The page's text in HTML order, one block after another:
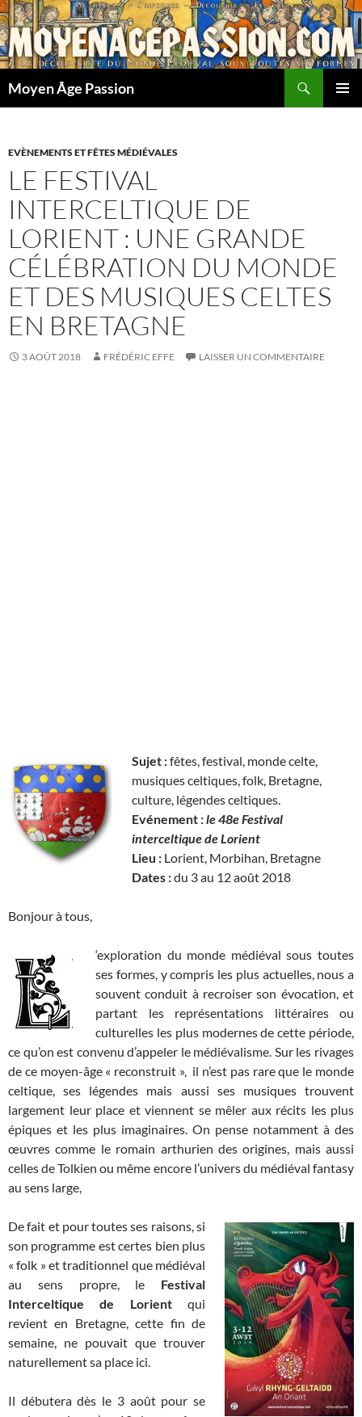
Aller
au
contenu
Moyen Âge Passion
EVÈNEMENTS ET FÊTES MÉDIÉVALES
LE FESTIVAL
INTERCELTIQUE DE
LORIENT : UNE GRANDE
CÉLÉBRATION DU MONDE
ET DES MUSIQUES CELTES
EN BRETAGNE
3 AOÛT 2018 FRÉDÉRIC EFFE LAISSER UN COMMENTAIRE
Sujet :fêtes, festival, monde celte,
musiques celtiques, folk, Bretagne,
culture, légendes celtiques.
Evénement :le 48e Festival
interceltique de Lorient
Lieu : Lorient, Morbihan, Bretagne
Dates :du 3 au 12 août 2018
Bonjour à tous,
‘exploration du monde médiéval sous toutes
ses formes, y compris les plus actuelles, nous a
souvent conduit à recroiser son évocation, et
partant les représentations littéraires ou
culturelles les plus modernes de cette période,
ce qu’on est convenu d’appeler le médiévalisme. Sur les rivages
de ce moyen-âge « reconstruit », il n’est pas rare que le monde
celtique, ses légendes mais aussi ses musiques trouvent
largement leur place et viennent se mêler aux récits les plus
épiques et les plus imaginaires. On pense notamment à des
œuvres comme le romain arthurien des origines, mais aussi
celles de Tolkien ou même encore l’univers du médiéval fantasy
au sens large,
De fait et pour toutes ses raisons, si
son programme est certes bien plus
« folk » et traditionnel que médiéval
au sens propre, le Festival
Interceltique de Lorientqui
revient en Bretagne, cette fin de
semaine, ne pouvait que trouver
naturellement sa place ici.
Il débutera dès le 3 août pour se